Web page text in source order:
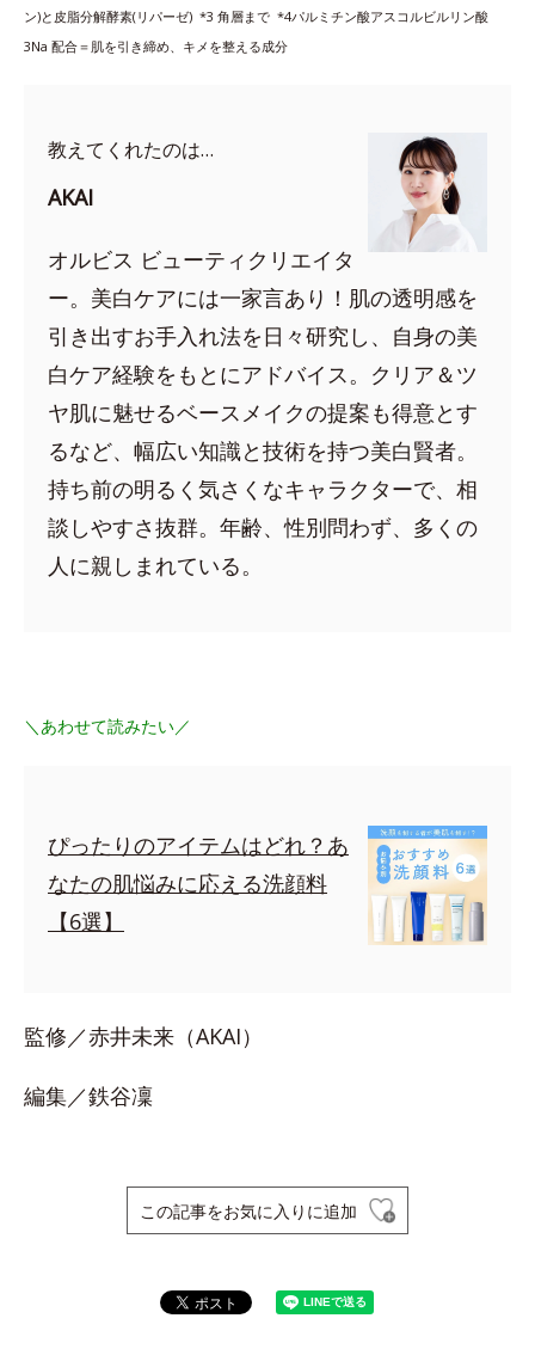
ン)と皮脂分解酵素(リパーゼ) *3 角層まで *4パルミチン酸アスコルビルリン酸
3Na 配合＝肌を引き締め、キメを整える成分
教えてくれたのは…
AKAI
オルビス ビューティクリエイタ
ー。美白ケアには一家言あり！肌の透明感を
引き出すお手入れ法を日々研究し、自身の美
白ケア経験をもとにアドバイス。クリア＆ツ
ヤ肌に魅せるベースメイクの提案も得意とす
るなど、幅広い知識と技術を持つ美白賢者。
持ち前の明るく気さくなキャラクターで、相
談しやすさ抜群。年齢、性別問わず、多くの
人に親しまれている。
＼あわせて読みたい／
ぴったりのアイテムはどれ？あ
なたの肌悩みに応える洗顔料
【6選】
監修／赤井未来（AKAI）
編集／鉄谷凜
この記事をお気に入りに追加